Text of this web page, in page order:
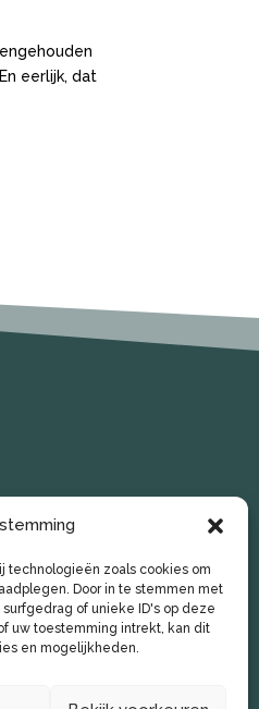
technologieën zoals cookies om
Door in te stemmen met
of unieke ID's op deze
uw toestemming intrekt, kan dit
en mogelijkheden.
eerlijk, dat